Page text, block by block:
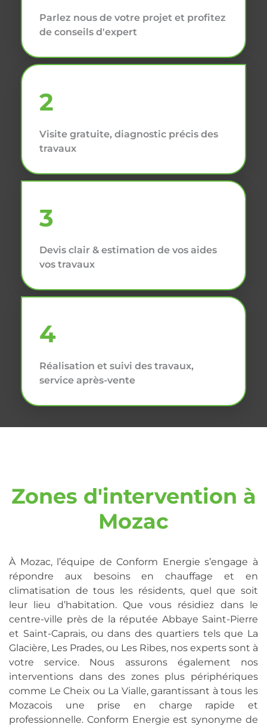
Parlez nous de votre projet et profitez
de conseils d'expert
2
Visite gratuite, diagnostic précis des
travaux
3
Devis clair & estimation de vos aides
vos travaux
4
Réalisation et suivi des travaux,
service après-vente
Zones d'intervention à
Mozac
À Mozac, l’équipe de Conform Energie s’engage à
répondre aux besoins en chauffage et en
climatisation de tous les résidents, quel que soit
leur lieu d’habitation. Que vous résidiez dans le
centre-ville près de la réputée Abbaye Saint-Pierre
et Saint-Caprais, ou dans des quartiers tels que La
Glacière, Les Prades, ou Les Ribes, nos experts sont à
votre service. Nous assurons également nos
interventions dans des zones plus périphériques
comme Le Cheix ou La Vialle, garantissant à tous les
Mozacois une prise en charge rapide et
professionnelle. Conform Energie est synonyme de